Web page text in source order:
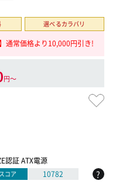
選べるカラバリ
通常価格より10,000円引き!
円〜
認証 ATX電源
コア 10782 ?